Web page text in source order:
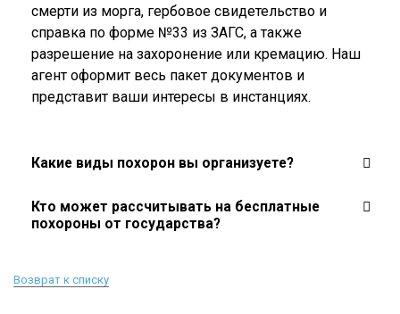
смерти из морга, гербовое свидетельство и
справка по форме №33 из ЗАГС, а также
разрешение на захоронение или кремацию. Наш
агент оформит весь пакет документов и
представит ваши интересы в инстанциях.
Какие виды похорон вы организуете?
Кто может рассчитывать на бесплатные
похороны от государства?
Возврат к списку